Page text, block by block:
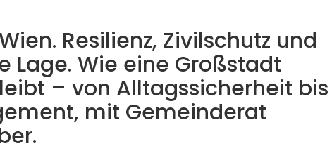
Resilienz, Zivilschutz und
Lage. Wie eine Großstadt
– von Alltagssicherheit bis
mit Gemeinderat